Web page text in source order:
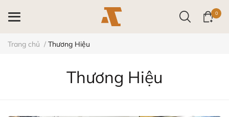
0
Trang chủ / Thương Hiệu
Thương Hiệu